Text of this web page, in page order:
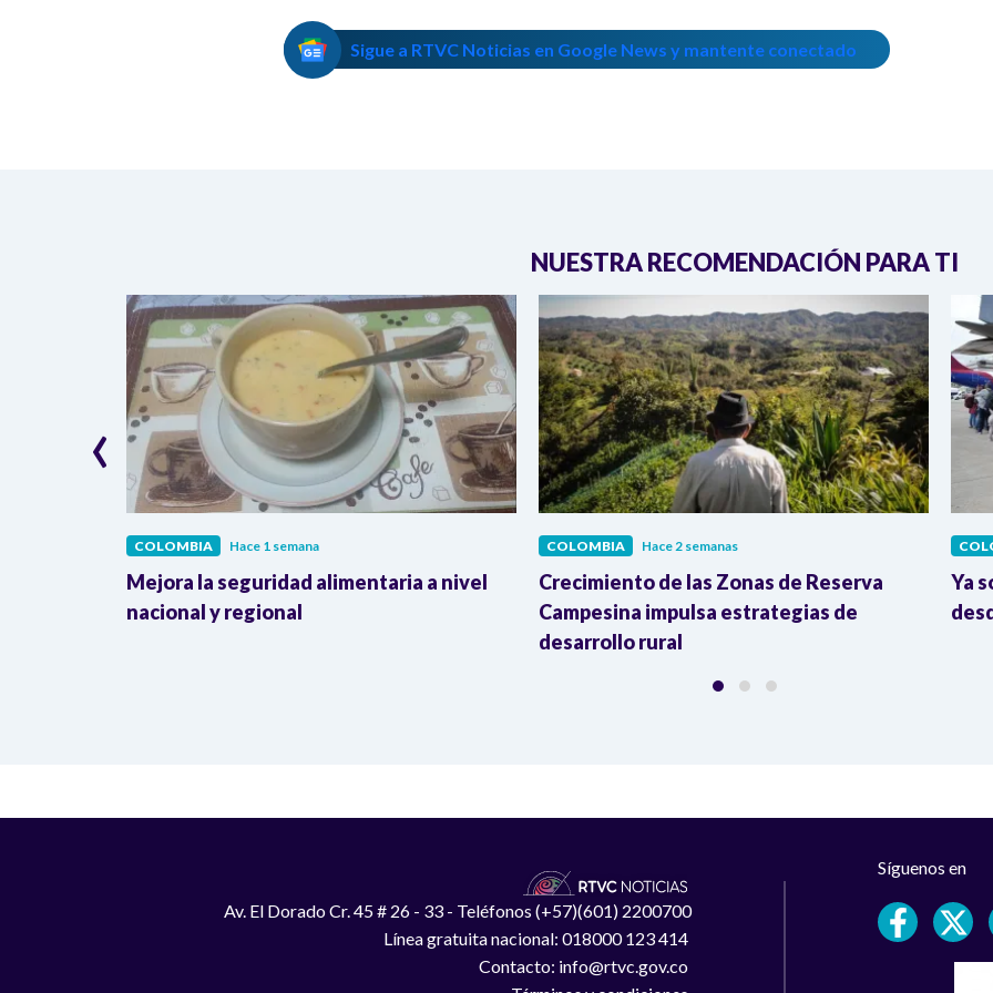
Sigue a RTVC Noticias en Google News y mantente conectado
NUESTRA RECOMENDACIÓN PARA TI
COLOMBIA Hace 1 semana
Mejora la seguridad alimentaria a nivel
nacional y regional
COLOMBIA Hace 2 semanas
Crecimiento de las Zonas de Reserva
Campesina impulsa estrategias de
desarrollo rural
Ya
‹
Av. El Dorado Cr. 45 # 26 - 33 - Teléfonos (+57)(601) 2200700
Línea gratuita nacional: 018000 123 414
Contacto: info@rtvc.gov.co
Síguenos en